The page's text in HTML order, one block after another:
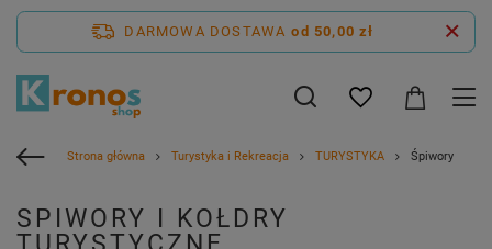
DARMOWA DOSTAWA od 50,00 zł
Strona główna Turystyka i Rekreacja TURYSTYKA Śpiwory
SPIWORY I KOŁDRY